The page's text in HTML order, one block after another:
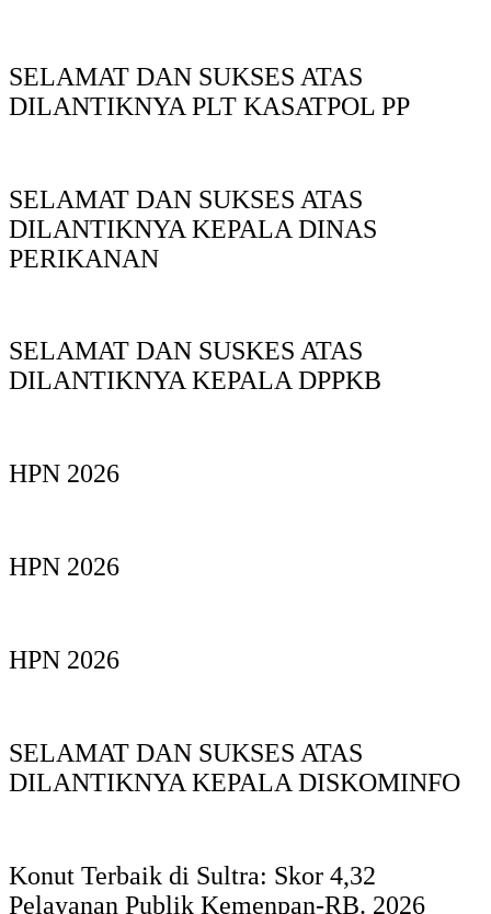
SELAMAT DAN SUKSES ATAS
DILANTIKNYA PLT KASATPOL PP
SELAMAT DAN SUKSES ATAS
DILANTIKNYA KEPALA DINAS
PERIKANAN
SELAMAT DAN SUSKES ATAS
DILANTIKNYA KEPALA DPPKB
HPN 2026
HPN 2026
HPN 2026
SELAMAT DAN SUKSES ATAS
DILANTIKNYA KEPALA DISKOMINFO
Konut Terbaik di Sultra: Skor 4,32
Pelayanan Publik Kemenpan-RB. 2026